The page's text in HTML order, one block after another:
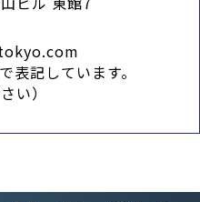
表記しています。
い）